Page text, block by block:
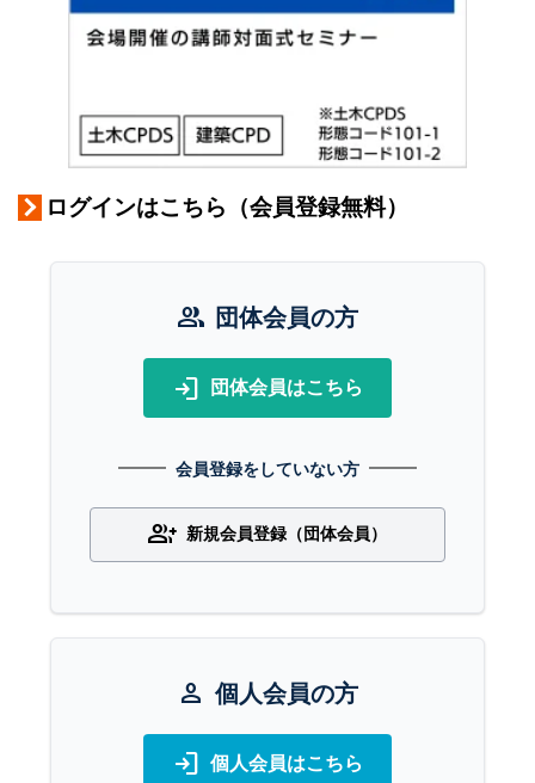
ログインはこちら（会員登録無料）
group 団体会員の方
login 団体会員はこちら
会員登録をしていない方
group_add 新規会員登録（団体会員）
person 個人会員の方
login 個人会員はこちら